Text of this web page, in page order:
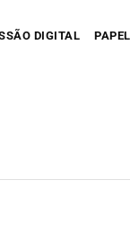
Adesiva
DIGITAL